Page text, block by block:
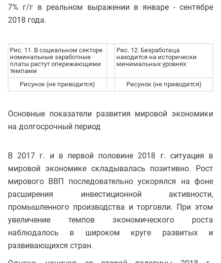
7% г/г в реальном выражении в январе - сентябре
2018 года.
Рис. 11. В социальном секторе
номинальные заработные
платы растут опережающими
темпами
Рис. 12. Безработица
находится на исторически
минимальных уровнях
Рисунок (не приводится) Рисунок (не приводится)
Основные показатели развития мировой экономики
на долгосрочный период
В 2017 г. и в первой половине 2018 г. ситуация в
мировой экономике складывалась позитивно. Рост
мирового ВВП последовательно ускорялся на фоне
расширения инвестиционной активности,
промышленного производства и торговли. При этом
увеличение темпов экономического роста
наблюдалось в широком круге развитых и
развивающихся стран.